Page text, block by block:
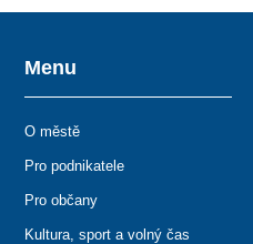
Menu
O městě
Pro podnikatele
Pro občany
Kultura, sport a volný čas